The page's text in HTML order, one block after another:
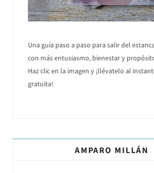
Una guía paso a paso para salir del
con más entusiasmo, bienestar y
Haz clic en la imagen y ¡llévatelo al
gratuita!
AMPARO MILLÁN